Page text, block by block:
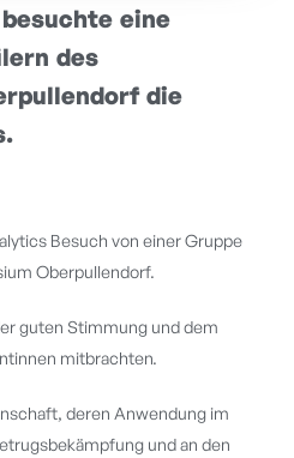
eine
des
die
Besuch von einer Gruppe
Oberpullendorf.
guten Stimmung und dem
mitbrachten.
deren Anwendung im
und an den